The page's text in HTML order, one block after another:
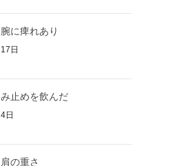
に痺れあり
日
止めを飲んだ
日
の重さ